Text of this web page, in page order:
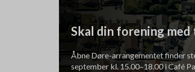
Skal din forening med
Åbne Døre-arrangementet finder
september kl. 15.00–18.00 i Café